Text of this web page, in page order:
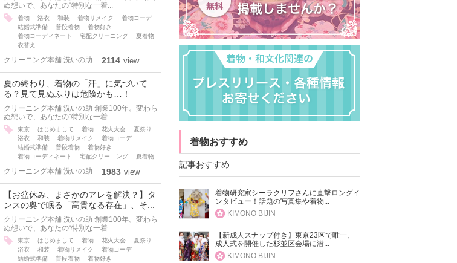
ぬ想いで、あなたの“特別な一着...
着物 浴衣 和装 着物リメイク
着物コーデ
結婚式準備
普段着物
着物好き
着物コーディネート
宅配クリーニング
夏着物
衣替え
クリーニング本舗 洗いの助 2114 view
夏の終わり、着物の「汗」に気づいて
る？見て見ぬふりは危険かも…！
クリーニング本舗 洗いの助 創業100年。変わら
ぬ想いで、あなたの“特別な一着...
東京 はじめまして 着物 花火大会
夏祭り
浴衣
和装 着物リメイク
着物コーデ
結婚式準備
普段着物
着物好き
着物コーディネート
宅配クリーニング 夏着物
クリーニング本舗 洗いの助 1983 view
【お盆休み、まさかのアレを解決？】タ
ンスの奥で眠る「高貴なる存在」、そ...
クリーニング本舗 洗いの助 創業100年。変わら
ぬ想いで、あなたの“特別な一着...
東京 はじめまして 着物 花火大会
夏祭り
浴衣
和装 着物リメイク
着物コーデ
結婚式準備
普段着物
着物好き
着物おすすめ
記事おすすめ
着物研究家シーラクリフさんに直撃ロングイ
ンタビュー！話題の写真集や着物...
KIMONO BIJIN
【新成人スナップ付き】東京23区で唯一、
成人式を開催した杉並区会場に潜...
KIMONO BIJIN